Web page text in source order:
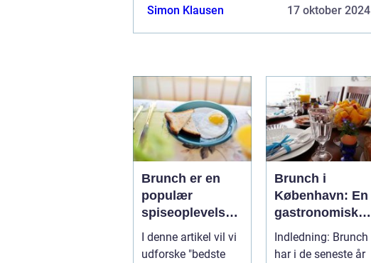
Simon Klausen 17 oktober 2024
Brunch er en
populær
spiseoplevelse,
der kombinerer
det bedste fra
I denne artikel vil vi
udforske "bedste
Brunch i
København: En
gastronomisk
oplevelse til
eventyrrejsende
Indledning: Brunch
har i de seneste år